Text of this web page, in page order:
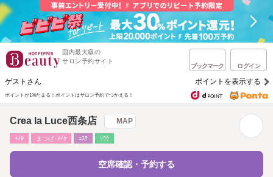
国内最大級の
サロン予約サイト
ブックマーク ログイン
ゲストさん ポイントを表示する
ポイントが1%たまる！ ポイントはサロン予約でつかえる！
Crea la Luce西条店 MAP
ﾈｲﾙ まつげ･ﾒｲｸ ｴｽﾃ ﾘﾗｸ
空席確認・予約する